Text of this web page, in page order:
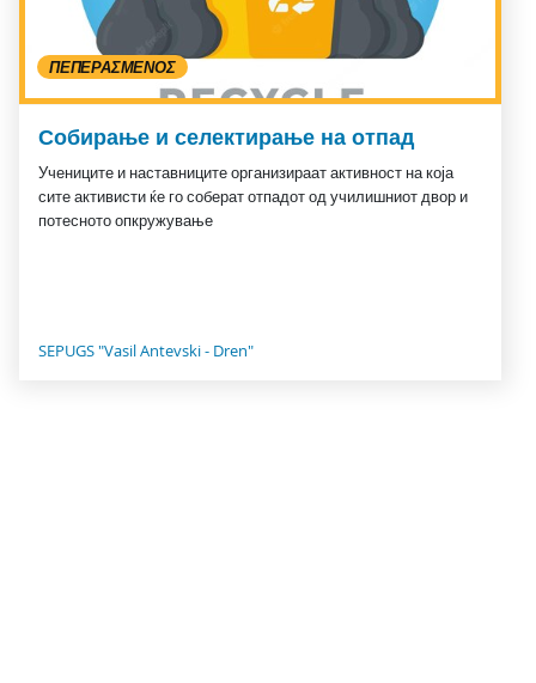
ΠΕΠΕΡΑΣΜΈΝΟΣ
Собирање и селектирање на отпад
Учениците и наставниците организираат активност на која
сите активисти ќе го соберат отпадот од училишниот двор и
потесното опкружување
SEPUGS "Vasil Antevski - Dren"